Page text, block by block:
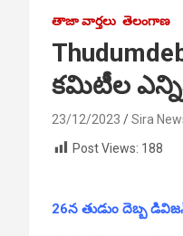
తాజా వార్తలు తెలంగాణ
కమిటీల
23/12/2023
Sira
Post Views: 188
26న తుడుం దెబ్బ